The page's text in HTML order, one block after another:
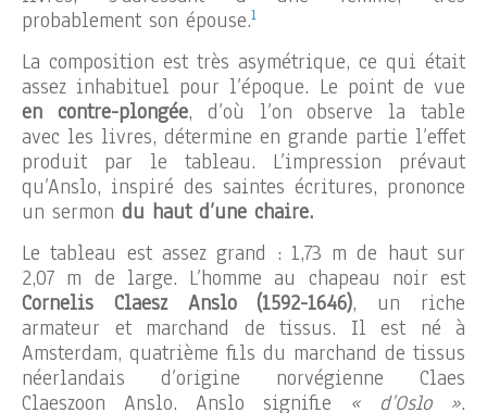
probablement son épouse.1
La composition est très asymétrique, ce qui était
assez inhabituel pour l’époque. Le point de vue
en contre-plongée, d’où l’on observe la table
avec les livres, détermine en grande partie l’effet
produit par le tableau. L’impression prévaut
qu’Anslo, inspiré des saintes écritures, prononce
un sermon du haut d’une chaire.
Le tableau est assez grand : 1,73 m de haut sur
2,07 m de large. L’homme au chapeau noir est
Cornelis Claesz Anslo (1592-1646), un riche
armateur et marchand de tissus. Il est né à
Amsterdam, quatrième fils du marchand de tissus
néerlandais d’origine norvégienne Claes
Claeszoon Anslo. Anslo signifie « d’Oslo ».